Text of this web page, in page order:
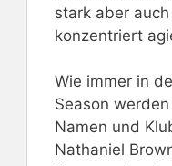
stark aber
konzentriert
Wie immer in
Season
Namen und
Nathaniel